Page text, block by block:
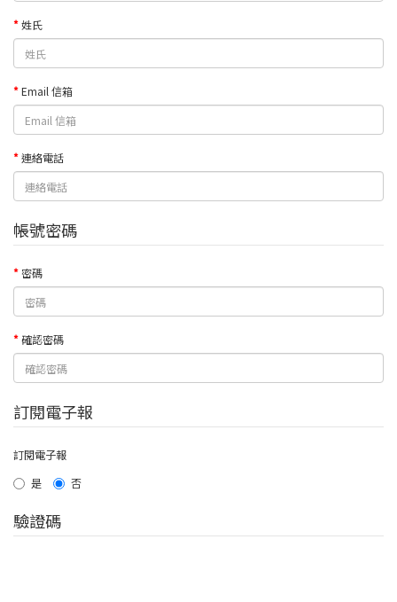
姓氏
Email 信箱
連絡電話
帳號密碼
密碼
確認密碼
訂閱電子報
訂閱電子報
是
否
驗證碼